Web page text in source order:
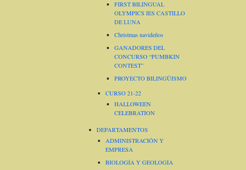
FIRST BILINGUAL
OLYMPICS IES CASTILLO
DE LUNA
Christmas navideños
GANADORES DEL
CONCURSO “PUMBKIN
CONTEST”
PROYECTO BILINGÜISMO
CURSO 21-22
HALLOWEEN
CELEBRATION
DEPARTAMENTOS
ADMINISTRACIÓN Y
EMPRESA
BIOLOGÍA Y GEOLOGÍA